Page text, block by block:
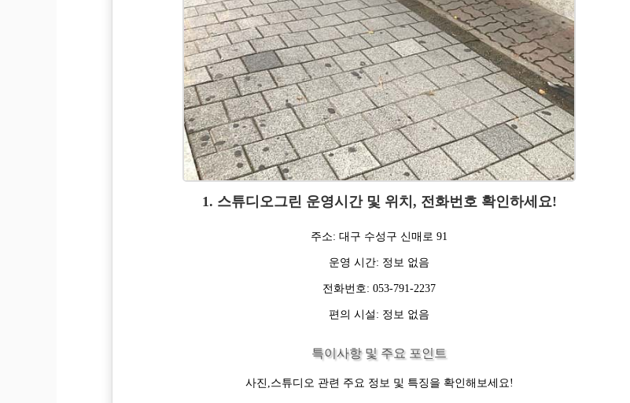
1. 스튜디오그린 운영시간 및 위치, 전화번호 확인하세요!
주소: 대구 수성구 신매로 91
운영 시간: 정보 없음
전화번호: 053-791-2237
편의 시설: 정보 없음
특이사항 및 주요 포인트
사진,스튜디오 관련 주요 정보 및 특징을 확인해보세요!